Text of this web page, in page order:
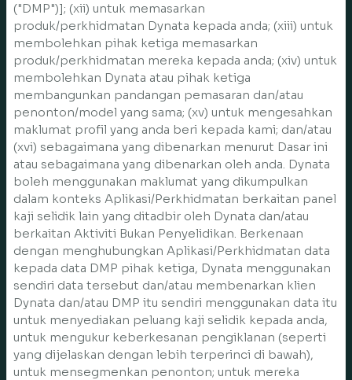
("DMP")]; (xii) untuk memasarkan
produk/perkhidmatan Dynata kepada anda; (xiii) untuk
membolehkan pihak ketiga memasarkan
produk/perkhidmatan mereka kepada anda; (xiv) untuk
membolehkan Dynata atau pihak ketiga
membangunkan pandangan pemasaran dan/atau
penonton/model yang sama; (xv) untuk mengesahkan
maklumat profil yang anda beri kepada kami; dan/atau
(xvi) sebagaimana yang dibenarkan menurut Dasar ini
atau sebagaimana yang dibenarkan oleh anda. Dynata
boleh menggunakan maklumat yang dikumpulkan
dalam konteks Aplikasi/Perkhidmatan berkaitan panel
kaji selidik lain yang ditadbir oleh Dynata dan/atau
berkaitan Aktiviti Bukan Penyelidikan. Berkenaan
dengan menghubungkan Aplikasi/Perkhidmatan data
kepada data DMP pihak ketiga, Dynata menggunakan
sendiri data tersebut dan/atau membenarkan klien
Dynata dan/atau DMP itu sendiri menggunakan data itu
untuk menyediakan peluang kaji selidik kepada anda,
untuk mengukur keberkesanan pengiklanan (seperti
yang dijelaskan dengan lebih terperinci di bawah),
untuk mensegmenkan penonton; untuk mereka